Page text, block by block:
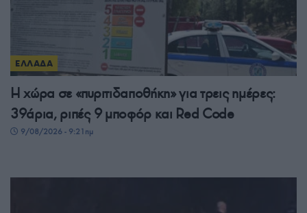
ΕΛΛΑΔΑ
Η χώρα σε «πυριτιδαποθήκη» για τρεις ημέρες:
39άρια, ριπές 9 μποφόρ και Red Code
9/08/2026 - 9:21πμ